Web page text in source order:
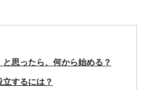
思ったら、何から始める？
するには？